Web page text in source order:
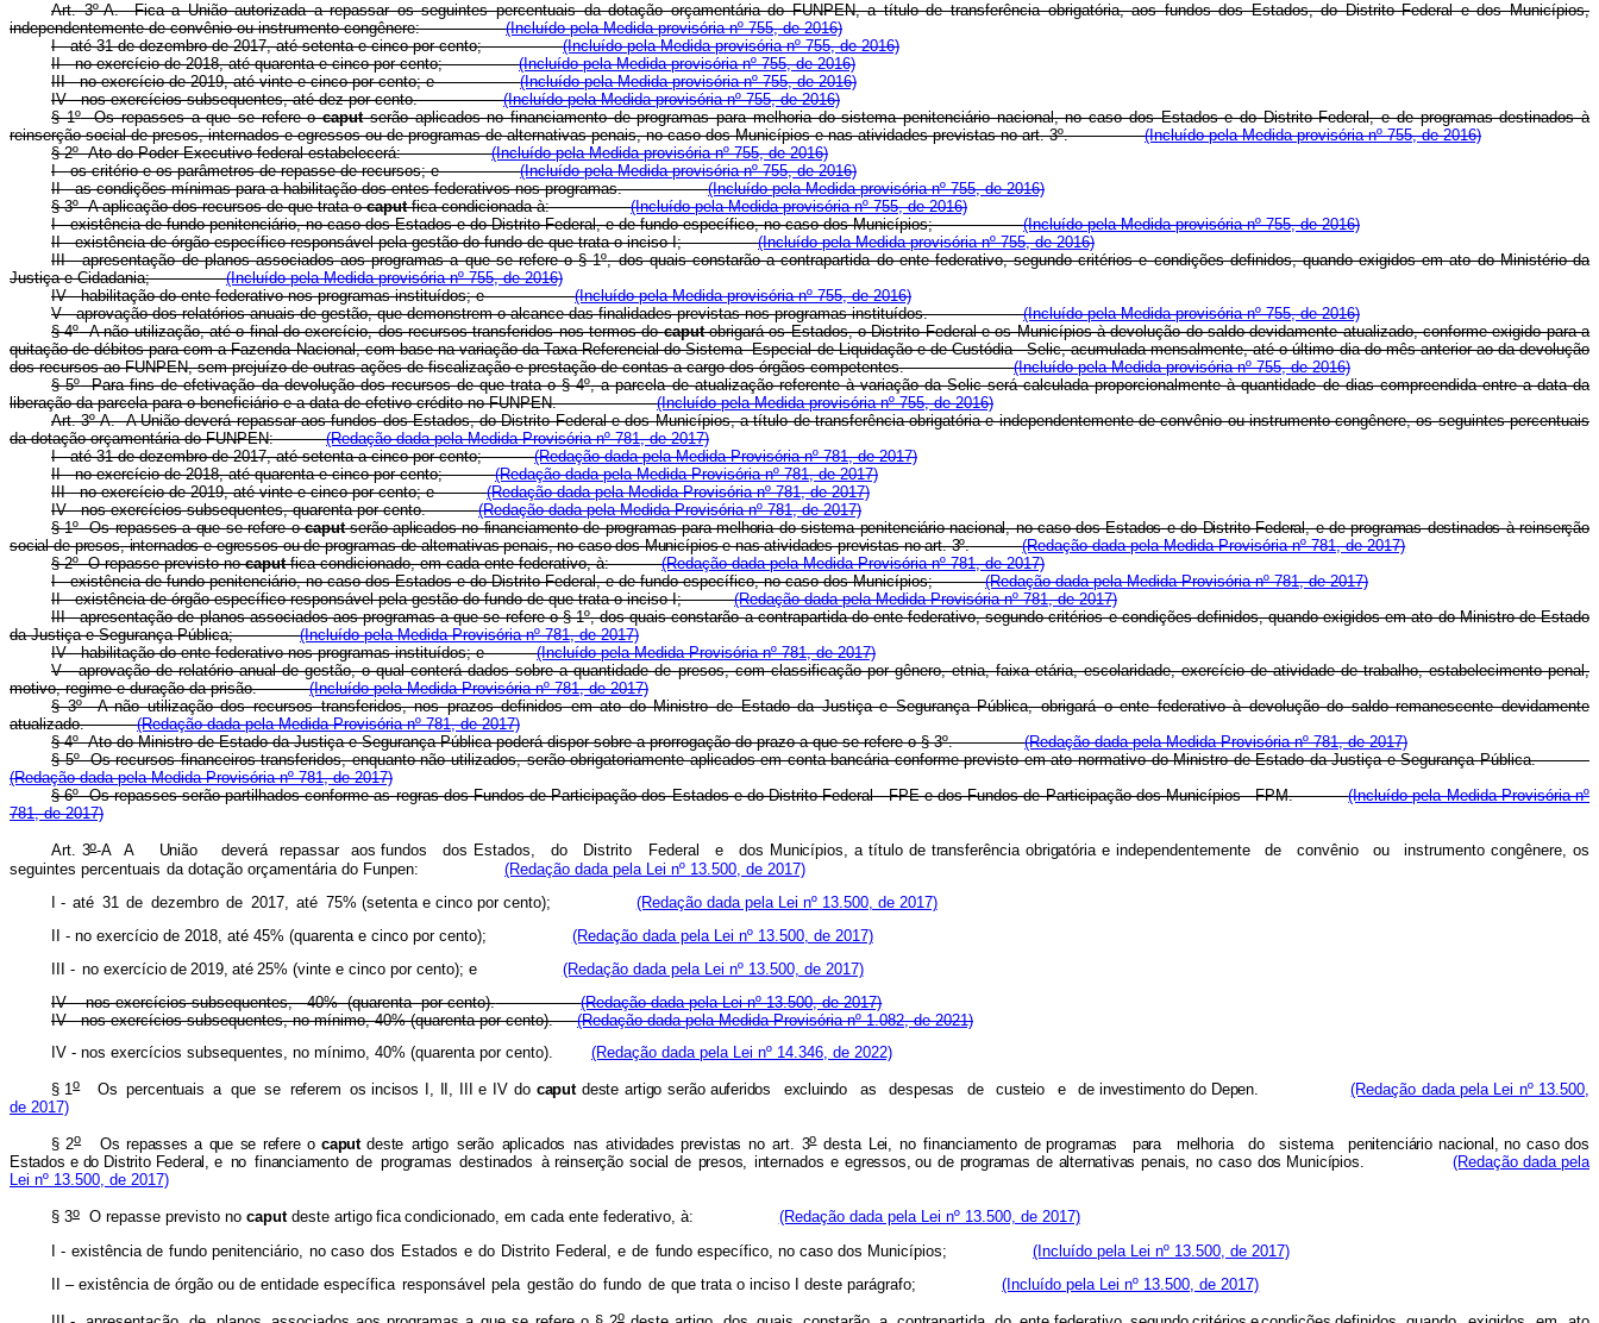
Art. 3º-A. Fica a União autorizada a repassar os seguintes percentuais da dotação orçamentária do FUNPEN, a título de transferência obrigatória, aos fundos dos Estados, do Distrito Federal e dos Municípios,
independentemente de convênio ou instrumento congênere:(Incluído pela Medida provisória nº 755, de 2016)
I - até 31 de dezembro de 2017, até setenta e cinco por cento;(Incluído pela Medida provisória nº 755, de 2016)
II - no exercício de 2018, até quarenta e cinco por cento;(Incluído pela Medida provisória nº 755, de 2016)
III - no exercício de 2019, até vinte e cinco por cento; e(Incluído pela Medida provisória nº 755, de 2016)
IV - nos exercícios subsequentes, até dez por cento.(Incluído pela Medida provisória nº 755, de 2016)
§ 1ºOs repasses a que se refere ocaputserão aplicados no financiamento de programas para melhoria do sistema penitenciário nacional, no caso dos Estados e do Distrito Federal, e de programas destinados à
reinserção social de presos, internados e egressos ou de programas de alternativas penais, no caso dos Municípios e nas atividades previstas no art. 3º.(Incluído pela Medida provisória nº 755, de 2016)
§ 2ºAto do Poder Executivo federal estabelecerá:(Incluído pela Medida provisória nº 755, de 2016)
I - os critério e os parâmetros de repasse de recursos; e(Incluído pela Medida provisória nº 755, de 2016)
II - as condições mínimas para a habilitação dos entes federativos nos programas.(Incluído pela Medida provisória nº 755, de 2016)
§ 3ºA aplicação dos recursos de que trata ocaputfica condicionada à:(Incluído pela Medida provisória nº 755, de 2016)
I - existência de fundo penitenciário, no caso dos Estados e do Distrito Federal, e de fundo específico, no caso dos Municípios;(Incluído pela Medida provisória nº 755, de 2016)
II - existência de órgão específico responsável pela gestão do fundo de que trata o inciso I;(Incluído pela Medida provisória nº 755, de 2016)
III - apresentação de planos associados aos programas a que se refere o § 1º, dos quais constarão a contrapartida do ente federativo, segundo critérios e condições definidos, quando exigidos em ato do Ministério da
Justiça e Cidadania;(Incluído pela Medida provisória nº 755, de 2016)
IV - habilitação do ente federativo nos programas instituídos; e(Incluído pela Medida provisória nº 755, de 2016)
V - aprovação dos relatórios anuais de gestão, que demonstrem o alcance das finalidades previstas nos programas instituídos.(Incluído pela Medida provisória nº 755, de 2016)
§ 4ºA não utilização, até o final do exercício, dos recursos transferidos nos termos docaputobrigará os Estados, o Distrito Federal e os Municípios à devolução do saldo devidamente atualizado, conforme exigido para a
quitação de débitos para com a Fazenda Nacional, com base na variação da Taxa Referencial do Sistema Especial de Liquidação e de Custódia - Selic, acumulada mensalmente, até o último dia do mês anterior ao da devolução
dos recursos ao FUNPEN, sem prejuízo de outras ações de fiscalização e prestação de contas a cargo dos órgãos competentes.(Incluído pela Medida provisória nº 755, de 2016)
§ 5ºPara fins de efetivação da devolução dos recursos de que trata o § 4º, a parcela de atualização referente à variação da Selic será calculada proporcionalmente à quantidade de dias compreendida entre a data da
liberação da parcela para o beneficiário e a data de efetivo crédito no FUNPEN.(Incluído pela Medida provisória nº 755, de 2016)
Art. 3º-A. A União deverá repassar aos fundos dos Estados, do Distrito Federal e dos Municípios, a título de transferência obrigatória e independentemente de convênio ou instrumento congênere, os seguintes percentuais
da dotação orçamentária do FUNPEN:(Redação dada pela Medida Provisória nº 781, de 2017)
I - até 31 de dezembro de 2017, até setenta a cinco por cento;(Redação dada pela Medida Provisória nº 781, de 2017)
II - no exercício de 2018, até quarenta e cinco por cento;(Redação dada pela Medida Provisória nº 781, de 2017)
III - no exercício de 2019, até vinte e cinco por cento; e(Redação dada pela Medida Provisória nº 781, de 2017)
IV - nos exercícios subsequentes, quarenta por cento.(Redação dada pela Medida Provisória nº 781, de 2017)
§ 1º Os repasses a que se refere ocaputserão aplicados no financiamento de programas para melhoria do sistema penitenciário nacional, no caso dos Estados e do Distrito Federal, e de programas destinados à reinserção
social de presos, internados e egressos ou de programas de alternativas penais, no caso dos Municípios e nas atividades previstas no art. 3º.
(Redação dada pela Medida Provisória nº 781, de 2017)
§ 2º O repasse previsto nocaputfica condicionado, em cada ente federativo, à:(Redação dada pela Medida Provisória nº 781, de 2017)
I - existência de fundo penitenciário, no caso dos Estados e do Distrito Federal, e de fundo específico, no caso dos Municípios;(Redação dada pela Medida Provisória nº 781, de 2017)
II - existência de órgão específico responsável pela gestão do fundo de que trata o inciso I;(Redação dada pela Medida Provisória nº 781, de 2017)
III - apresentação de planos associados aos programas a que se refere o § 1º, dos quais constarão a contrapartida do ente federativo, segundo critérios e condições definidos, quando exigidos em ato do Ministro de Estado
da Justiça e Segurança Pública;(Incluído pela Medida Provisória nº 781, de 2017)
IV - habilitação do ente federativo nos programas instituídos; e(Incluído pela Medida Provisória nº 781, de 2017)
V - aprovação de relatório anual de gestão, o qual conterá dados sobre a quantidade de presos, com classificação por gênero, etnia, faixa etária, escolaridade, exercício de atividade de trabalho, estabelecimento penal,
motivo, regime e duração da prisão.(Incluído pela Medida Provisória nº 781, de 2017)
§ 3º A não utilização dos recursos transferidos, nos prazos definidos em ato do Ministro de Estado da Justiça e Segurança Pública, obrigará o ente federativo à devolução do saldo remanescente devidamente
atualizado.(Redação dada pela Medida Provisória nº 781, de 2017)
§ 4º Ato do Ministro de Estado da Justiça e Segurança Pública poderá dispor sobre a prorrogação do prazo a que se refere o § 3º.(Redação dada pela Medida Provisória nº 781, de 2017)
§ 5º Os recursos financeiros transferidos, enquanto não utilizados, serão obrigatoriamente aplicados em conta bancária conforme previsto em ato normativo do Ministro de Estado da Justiça e Segurança Pública.
(Redação dada pela Medida Provisória nº 781, de 2017)
§ 6º Os repasses serão partilhados conforme as regras dos Fundos de Participação dos Estados e do Distrito Federal - FPE e dos Fundos de Participação dos Municípios - FPM.(Incluído pela Medida Provisória nº
781, de 2017)
Art. 3o-A A União deverá repassar aosfundos dos Estados, do Distrito Federal e dos Municípios, a títul o de transferência obrigatória e independentemente de convênio ou instrumento congênere, os
seguintes percentuais da dotação orçamentária do Funpen:
(Redação dada pela Lei nº 13.500, de 2017)
I - até 31 de dezembro de 2017, até 75% (setenta e cinco por cento);
(Redação dada pela Lei nº 13.500, de 2017)
II - no exercíciode 2018 ,até 45% (quarenta e cinco por cento);
(Redação dada pela Lei nº 13.500, de 2017)
III - no exercício de 2019, até 25% (vinte e cinco por cento); e
(Redação dada pela Lei nº 13.500, de 2017)
IV - nos exercícios subsequentes,
40% (quarenta por cento).
(Redação dada pela Lei nº 13.500, de 2017)
IV - nos exercícios subsequentes, no mínimo, 40% (quarenta por cento).(Redação dada pela Medida Provisória nº 1.082, de 2021)
IV - nos exercícios subsequentes, no mínimo, 40% (quarenta por cento). (Redação dada pela Lei nº 14.346, de 2022)
§ 1o Os percentuais a que se referem osincisos e IV do caput deste artigo serão auferidos excluindo as despesas de custeio e de investimento do Depen.
(Redação dada pela Lei nº 13.500,
de 2017)
§2o Os repasses a que se refereo caput deste artigo serão ap licados nas atividadesprevistas no art. 3o desta Lei, no financiamento deprogramas para melhoria do sistema penitenciárionacional , no caso dos
Estados e do Distrito Federal, e no financiamento de programas destinados à reinserção social de presos, internados e egressos, ou de programas de alternativas penais, no caso dos Municípios.
(Redação dada pela
Lei nº 13.500, de 2017)
§ 3o O repasse previsto no caput deste artigo fica condicionado, em cada ente federativo, à:
(Redação dada pela Lei nº 13.500, de 2017)
I - existência de fundo penitenciário, no caso dos Estados e do Distrito Federal e de fundoespecífico, no caso dos Municípios;
(Incluído pela Lei nº 13.500, de 2017)
II – existência de órgão ou de entidade específica responsável pela gestão do fundo de que trata o inciso I deste parágrafo; (Incluído pela Lei nº 13.500, de 2017)
o